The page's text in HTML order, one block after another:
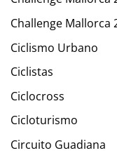
Challenge Mallorca
Ciclismo Urbano
Ciclistas
Ciclocross
Cicloturismo
Circuito Guadiana